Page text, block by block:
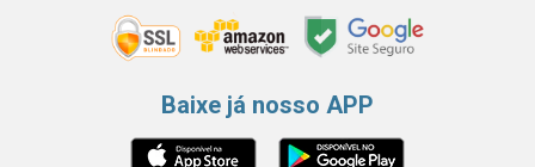
Baixe já nosso APP